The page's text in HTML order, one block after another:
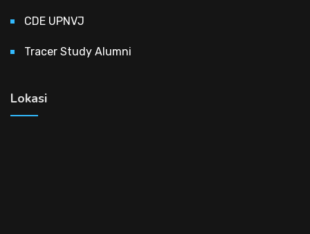
CDE UPNVJ
Tracer Study Alumni
Lokasi